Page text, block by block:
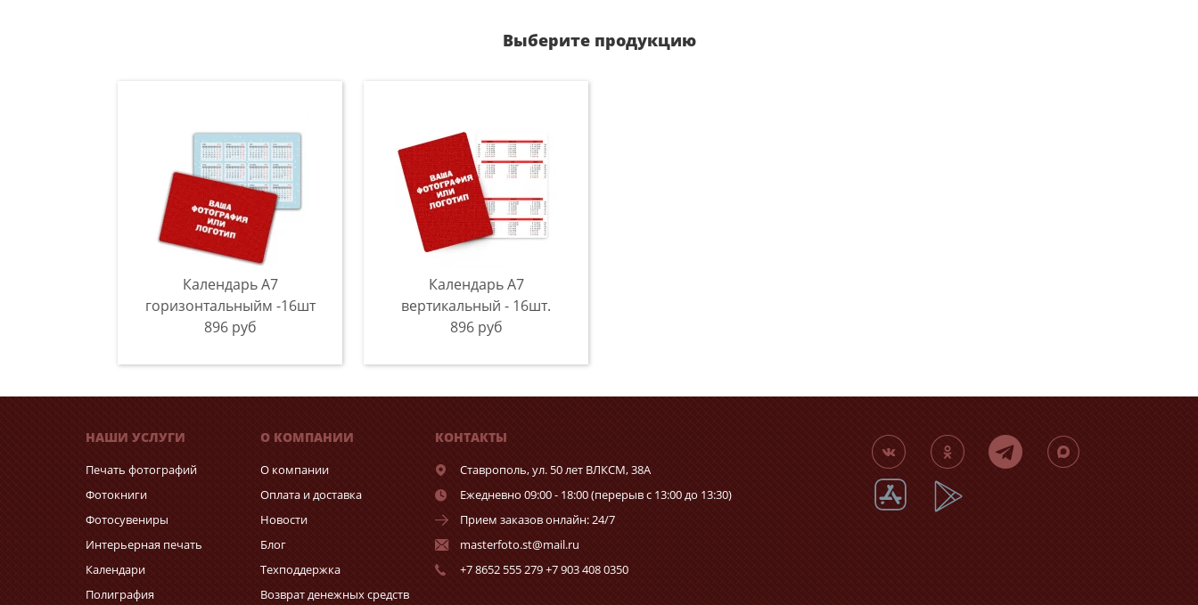
Выберите продукцию
Календарь A7
горизонтальныйм -16шт
896 руб
Календарь A7
вертикальный - 16шт.
896 руб
НАШИ УСЛУГИ
Печать фотографий
Фотокниги
Фотосувениры
Интерьерная печать
Календари
Полиграфия
О КОМПАНИИ
О компании
Оплата и доставка
Новости
Блог
Техподдержка
Возврат денежных средств
КОНТАКТЫ
Ставрополь,ул. 50 лет ВЛКСМ, 38А
Ежедневно 09:00 - 18:00 (перерыв с 13:00 до 13:30)
Прием заказов онлайн: 24/7
masterfoto.st@mail.ru
+7 8652 555 279 +7 903 408 0350